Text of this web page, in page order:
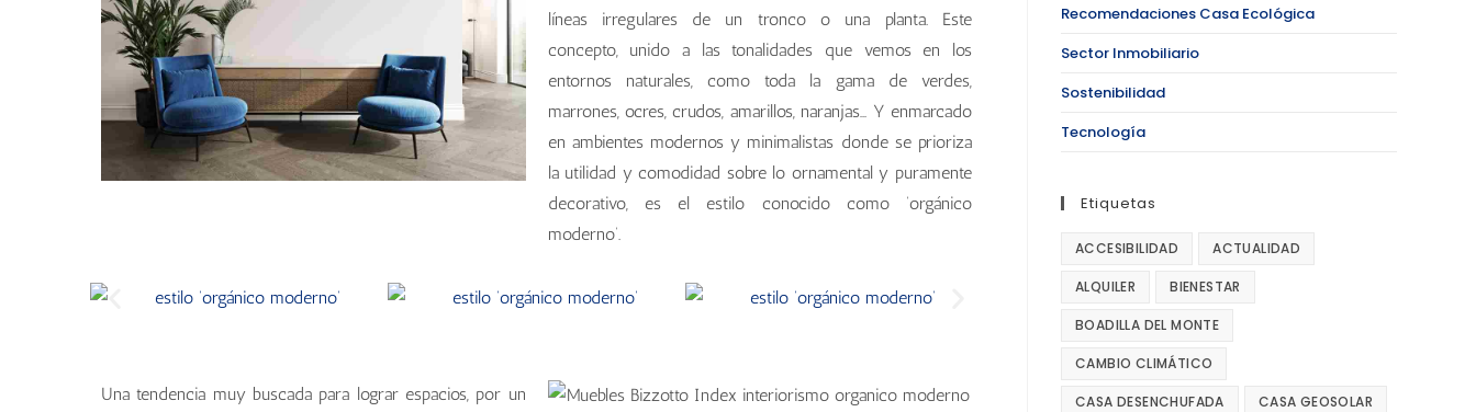
líneas irregulares de un tronco o una planta. Este
concepto, unido a las tonalidades que vemos en los
entornos naturales, como toda la gama de verdes,
marrones, ocres, crudos, amarillos, naranjas… Y enmarcado
en ambientes modernos y minimalistas donde se prioriza
la utilidad y comodidad sobre lo ornamental y puramente
decorativo, es el estilo conocido como ‘orgánico
moderno’.
Una tendencia muy buscada para lograr espacios, por un
Recomendaciones Casa Ecológica
Sector Inmobiliario
Sostenibilidad
Tecnología
Etiquetas
ACCESIBILIDAD ACTUALIDAD
ALQUILER BIENESTAR
BOADILLA DEL MONTE
CAMBIO CLIMÁTICO
CASA DESENCHUFADA CASA GEOSOLAR